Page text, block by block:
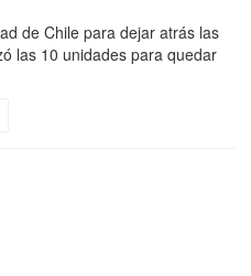
de Chile para dejar atrás las
las 10 unidades para quedar